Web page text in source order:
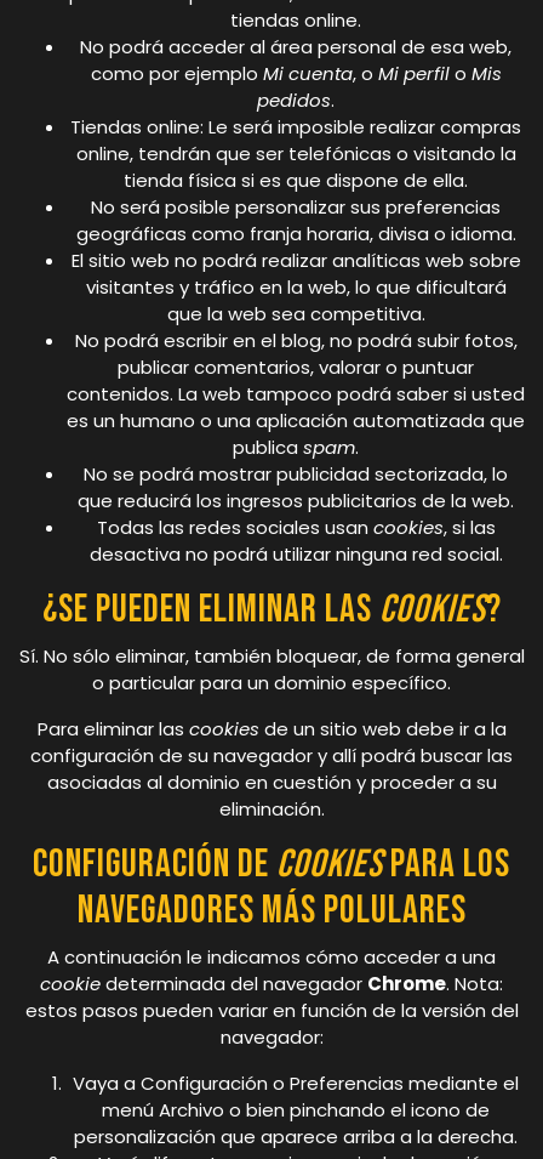
tiendas online.
No podrá acceder al área personal de esa web,
como por ejemplo Mi cuenta, o Mi perfilo Mis
pedidos.
Tiendas online: Le será imposible realizar compras
online, tendrán que ser telefónicas o visitando la
tienda física si es que dispone de ella.
No será posible personalizar sus preferencias
geográficas como franja horaria, divisa o idioma.
El sitio web no podrá realizar analíticas web sobre
visitantes y tráfico en la web, lo que dificultará
que la web sea competitiva.
No podrá escribir en el blog, no podrá subir fotos,
publicar comentarios, valorar o puntuar
contenidos. La web tampoco podrá saber si usted
es un humano o una aplicación automatizada que
publica spam.
No se podrá mostrar publicidad sectorizada, lo
que reducirá los ingresos publicitarios de la web.
Todas las redes sociales usan cookies, si las
desactiva no podrá utilizar ninguna red social.
¿Se pueden eliminar las cookies?
Sí. No sólo eliminar, también bloquear, de forma general
o particular para un dominio específico.
Para eliminar las cookies de un sitio web debe ir a la
configuración de su navegador y allí podrá buscar las
asociadas al dominio en cuestión y proceder a su
eliminación.
Configuración de cookiespara los
navegadores más polulares
A continuación le indicamos cómo acceder a una
cookiedeterminada del navegador Chrome. Nota:
estos pasos pueden variar en función de la versión del
navegador:
Vaya a Configuración o Preferencias mediante el
menú Archivo o bien pinchando el icono de
personalización que aparece arriba a la derecha.